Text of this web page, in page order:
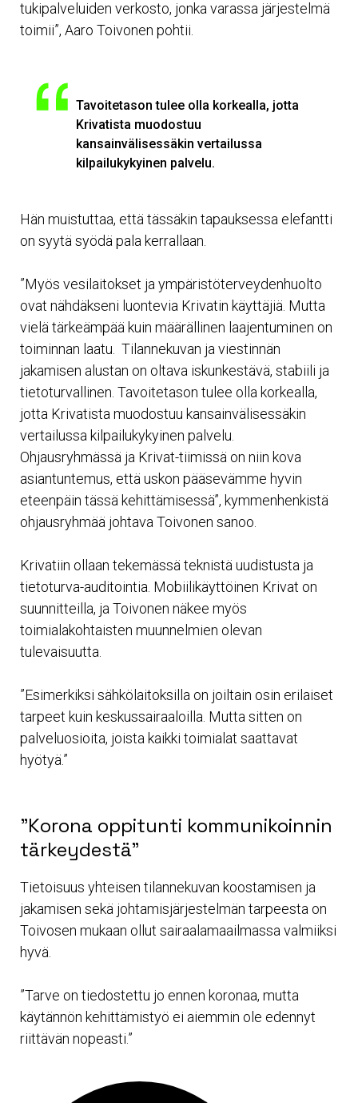
tukipalveluiden verkosto, jonka varassa järjestelmä
toimii”, Aaro Toivonen pohtii.
Tavoitetason tulee olla korkealla, jotta
Krivatista muodostuu
kansainvälisessäkin vertailussa
kilpailukykyinen palvelu.
Hän muistuttaa, että tässäkin tapauksessa elefantti
on syytä syödä pala kerrallaan.
”Myös vesilaitokset ja ympäristöterveydenhuolto
ovat nähdäkseni luontevia Krivatin käyttäjiä. Mutta
vielä tärkeämpää kuin määrällinen laajentuminen on
toiminnan laatu. Tilannekuvan ja viestinnän
jakamisen alustan on oltava iskunkestävä, stabiili ja
tietoturvallinen. Tavoitetason tulee olla korkealla,
jotta Krivatista muodostuu kansainvälisessäkin
vertailussa kilpailukykyinen palvelu.
Ohjausryhmässä ja Krivat-tiimissä on niin kova
asiantuntemus, että uskon pääsevämme hyvin
eteenpäin tässä kehittämisessä”, kymmenhenkistä
ohjausryhmää johtava Toivonen sanoo.
Krivatiin ollaan tekemässä teknistä uudistusta ja
tietoturva-auditointia. Mobiilikäyttöinen Krivat on
suunnitteilla, ja Toivonen näkee myös
toimialakohtaisten muunnelmien olevan
tulevaisuutta.
”Esimerkiksi sähkölaitoksilla on joiltain osin erilaiset
tarpeet kuin keskussairaaloilla. Mutta sitten on
palveluosioita, joista kaikki toimialat saattavat
hyötyä.”
”Korona oppitunti kommunikoinnin
tärkeydestä”
Tietoisuus yhteisen tilannekuvan koostamisen ja
jakamisen sekä johtamisjärjestelmän tarpeesta on
Toivosen mukaan ollut sairaalamaailmassa valmiiksi
hyvä.
”Tarve on tiedostettu jo ennen koronaa, mutta
käytännön kehittämistyö ei aiemmin ole edennyt
riittävän nopeasti.”